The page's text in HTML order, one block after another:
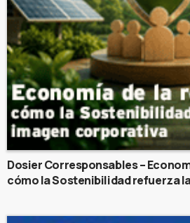
Dosier Corresponsables –
cómo la Sostenibilidad refuerza